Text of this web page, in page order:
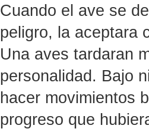
Cuando el ave se
peligro, la aceptara
Una aves tardaran
personalidad. Bajo
hacer movimientos
progreso que